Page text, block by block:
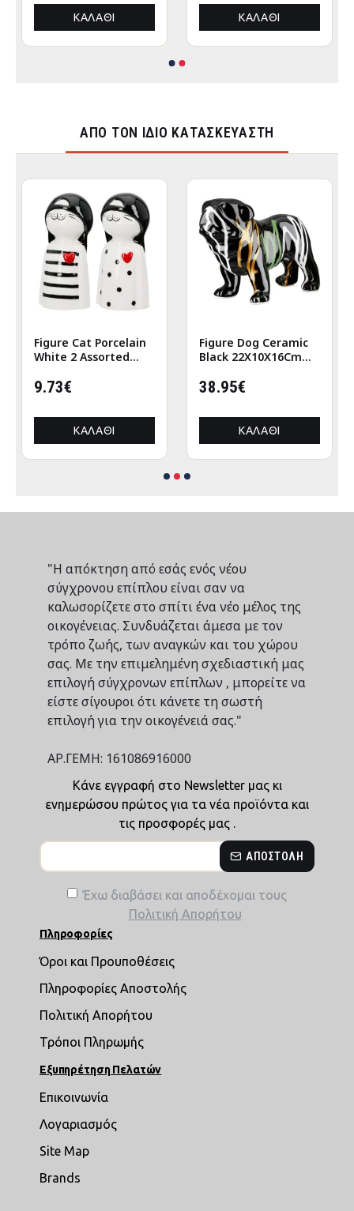
ΚΑΛΆΘΙ ΚΑΛΆΘΙ
ΑΠΌ ΤΟΝ ΊΔΙΟ ΚΑΤΑΣΚΕΥΑΣΤΉ
Figure Cat Porcelain
White 2 Assorted
9.73€
ΚΑΛΆΘΙ
Figure Dog Ceramic
Black 22X10X16Cm
38.95€
ΚΑΛΆΘΙ
"Η απόκτηση από εσάς ενός νέου
σύγχρονου επίπλου είναι σαν να
καλωσορίζετε στο σπίτι ένα νέο μέλος της
οικογένειας. Συνδυάζεται άμεσα με τον
τρόπο ζωής, των αναγκών και του χώρου
σας. Με την επιμελημένη σχεδιαστική μας
επιλογή σύγχρονων επίπλων , μπορείτε να
είστε σίγουροι ότι κάνετε τη σωστή
επιλογή για την οικογένειά σας."
ΑΡ.ΓΕΜΗ: 161086916000
Κάνε εγγραφή στο Newsletter μας κι
ενημερώσου πρώτος για τα νέα προϊόντα και
τις προσφορές μας .
ΑΠΟΣΤΟΛΉ
Έχω διαβάσει και αποδέχομαι τους
Πολιτική Απορήτου
Πληροφορίες
Όροι και Προυποθέσεις
Πληροφορίες Αποστολής
Πολιτική Απορήτου
Τρόποι Πληρωμής
Εξυπηρέτηση Πελατών
Επικοινωνία
Λογαριασμός
Site Map
Brands